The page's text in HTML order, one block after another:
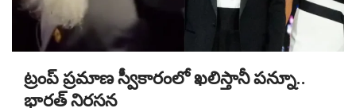
ట్రంప్ ప్రమాణ స్వీకారంలో ఖలిస్తానీ పన్నూ..
భారత్ నిరసన